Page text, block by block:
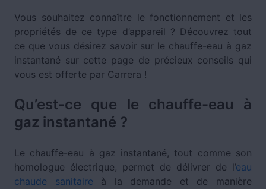
Vous souhaitez connaître le fonctionnement et les
propriétés de ce type d’appareil ? Découvrez tout
ce que vous désirez savoir sur le chauffe-eau à gaz
instantané sur cette page de précieux conseils qui
vous est offerte par Carrera !
Qu’est-ce que le chauffe-eau à
gaz instantané ?
Le chauffe-eau à gaz instantané, tout comme son
homologue électrique, permet de délivrer de l’eau
chaude sanitaire à la demande et de manière